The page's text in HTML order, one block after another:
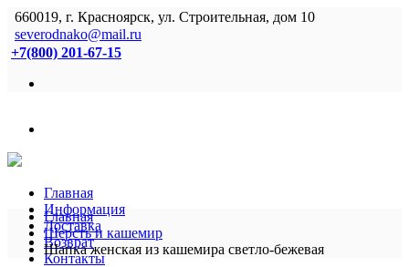
660019, г. Красноярск, ул. Строительная, дом 10
severodnako@mail.ru
+7(800) 201-67-15
Главная
Информация
Доставка
Возврат
Контакты
Главная
Шерсть и кашемир
Шапка женская из кашемира светло-бежевая